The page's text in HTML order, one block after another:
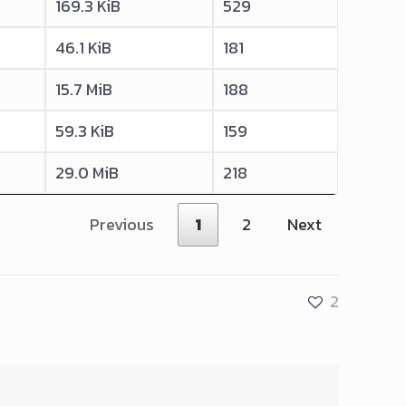
169.3 KiB
529
46.1 KiB
181
15.7 MiB
188
59.3 KiB
159
29.0 MiB
218
Previous 1 2 Next
2